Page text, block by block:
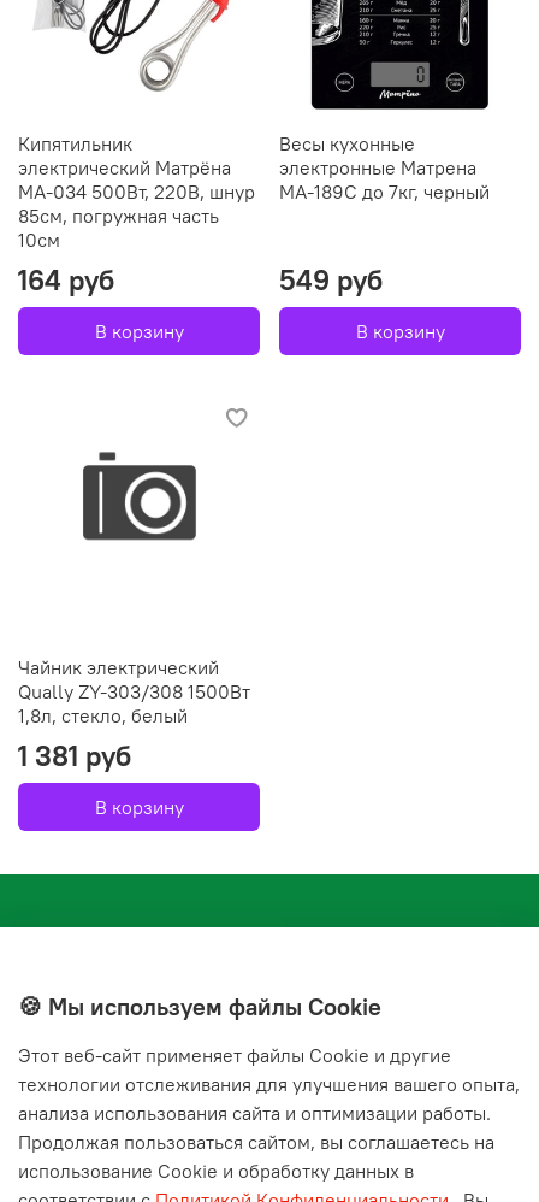
Кипятильник
электрический Матрёна
МА-034 500Вт, 220В, шнур
85см, погружная часть
10см
164 руб
В корзину
Весы кухонные
электронные Матрена
МА-189С до 7кг, черный
549 руб
В корзину
Чайник электрический
Qually ZY-303/308 1500Вт
1,8л, стекло, белый
1 381 руб
В корзину
+7(843) 210-20-24
Мы в соц. сетях
🍪 Мы используем файлы Cookie
Этот веб‑сайт применяет файлы Cookie и другие
технологии отслеживания для улучшения вашего опыта,
анализа использования сайта и оптимизации работы.
Продолжая пользоваться сайтом, вы соглашаетесь на
использование Cookie и обработку данных в